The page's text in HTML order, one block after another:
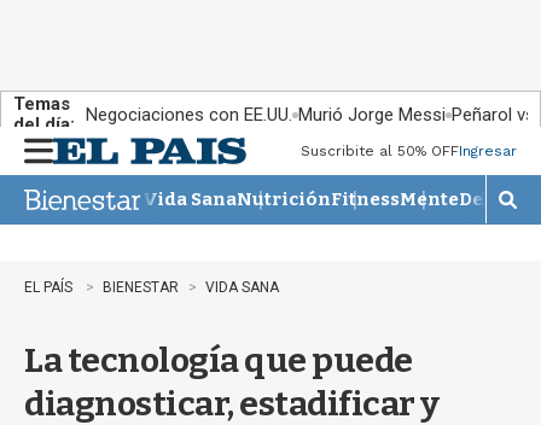
Temas
del día: Negociaciones con EE.UU. Murió Jorge Messi Peñarol
n
u
Suscribite al 50% OFFIngresar
Vida SanaNutriciónFitnessMente
M
o
EL PAÍS BIENESTAR VIDA SANA
La tecnología que puede
diagnosticar, estadificar y